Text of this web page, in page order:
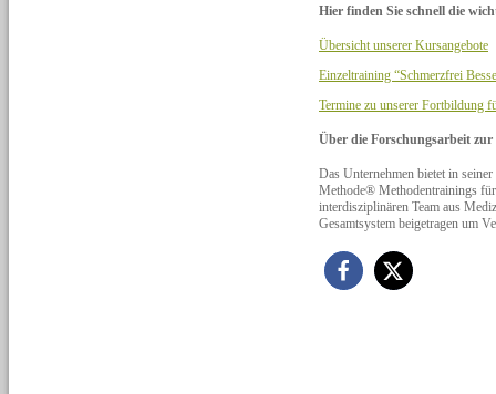
Hier finden Sie schnell die
Übersicht unserer Kursangebote
Einzeltraining “Schmerzfrei
Termine zu unserer Fortbildung
Über die Forschungsarbeit
Das Unternehmen bietet in
Methode® Methodentrainings für
interdisziplinären Team aus
Gesamtsystem beigetragen um